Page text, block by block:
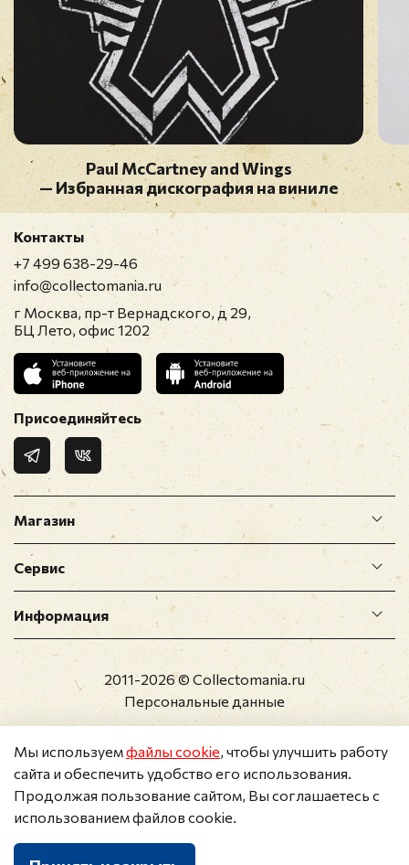
Paul McCartney and Wings
— Избранная дискография на виниле
Магазин
Сервис
Информация
Контакты
+7 499 638-29-46
info@collectomania.ru
г Москва, пр-т Вернадского, д 29,
БЦ Лето, офис 1202
Присоединяйтесь
2011-2026 © Collectomania.ru
Персональные данные
Мы используемфайлы cookie, чтобы улучшить работу
сайта и обеспечить удобство его использования.
Продолжая пользование сайтом, Вы соглашаетесь с
использованием файлов cookie.